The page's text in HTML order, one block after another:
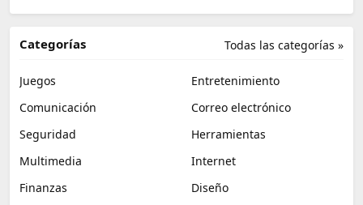
Todas las categorías »
Categorías
Juegos
Entretenimiento
Comunicación
Correo electrónico
Seguridad
Herramientas
Multimedia
Internet
Finanzas
Diseño